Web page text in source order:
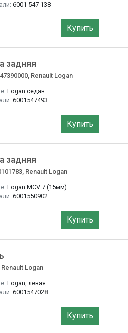
6001 547 138
Купить
задняя
Renault Logan
Logan седан
6001547493
Купить
задняя
Renault Logan
Logan MCV 7 (15мм)
6001550902
Купить
Renault Logan
Logan, левая
6001547028
Купить